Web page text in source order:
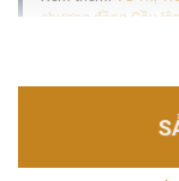
chương đồng Cầu